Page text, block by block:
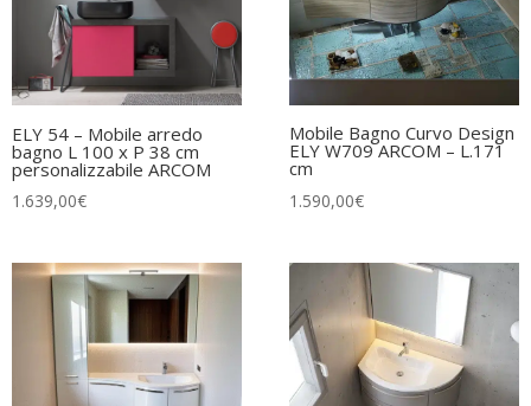
ELY 54 – Mobile arredo
bagno L 100 x P 38 cm
personalizzabile ARCOM
1.639,00€
Mobile Bagno Curvo Design
ELY W709 ARCOM – L.171
cm
1.590,00€